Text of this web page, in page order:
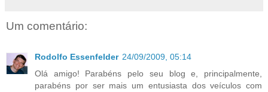
Um comentário:
Rodolfo Essenfelder 24/09/2009, 05:14
Olá amigo! Parabéns pelo seu blog e, principalmente,
parabéns por ser mais um entusiasta dos veículos com